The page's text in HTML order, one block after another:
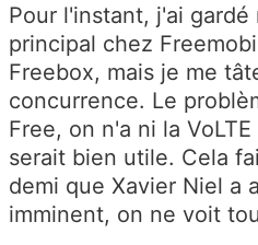
Pour l'instant, j'ai
principal chez
Freebox, mais je me
concurrence. Le
Free, on n'a ni la
serait bien utile. Cela
demi que Xavier Niel a
imminent, on ne voit